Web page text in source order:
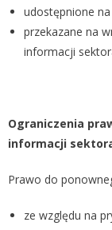
udostępnione
przekazane na
informacji
Ograniczenia
informacji
Prawo do
ze względu na